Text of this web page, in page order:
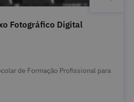
Fotográfico Digital
de Formação Profissional para